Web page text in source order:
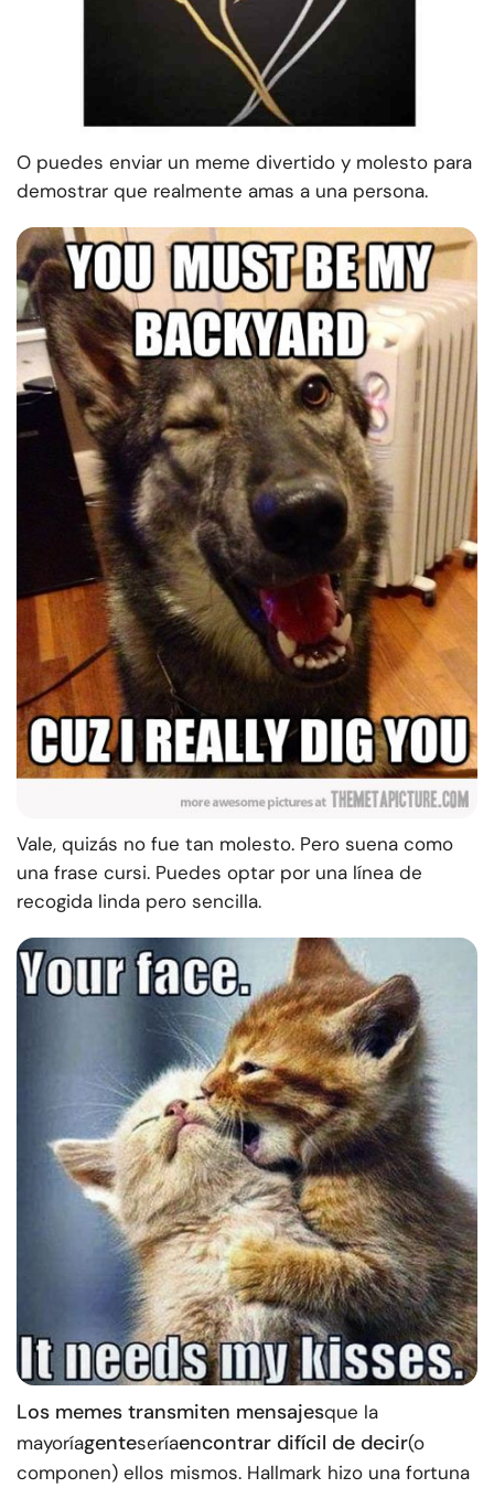
O puedes enviar un meme divertido y molesto para
demostrar que realmente amas a una persona.
Vale, quizás no fue tan molesto. Pero suena como
una frase cursi. Puedes optar por una línea de
recogida linda pero sencilla.
Los memes transmiten mensajesque la
mayoríagenteseríaencontrar difícil de decir(o
componen) ellos mismos. Hallmark hizo una fortuna